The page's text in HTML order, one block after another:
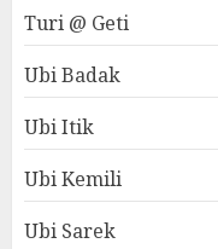
Turi @ Geti
Ubi Badak
Ubi Itik
Ubi Kemili
Ubi Sarek